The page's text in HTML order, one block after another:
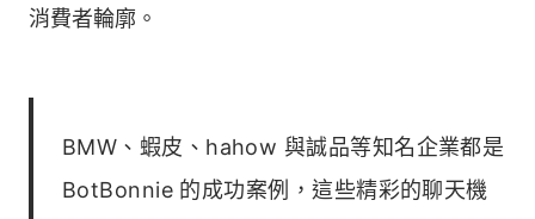
消費者輪廓。
BMW、蝦皮、hahow 與誠品等知名企業都是
BotBonnie 的成功案例，這些精彩的聊天機